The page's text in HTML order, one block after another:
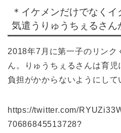
＊イケメンだけでなく
気遣うりゅうちぇるさん
2018年7月に第一子のリンク
ん。りゅうちぇるさんは育
負担がかからないようにして
https://twitter.com/
70686845513728?